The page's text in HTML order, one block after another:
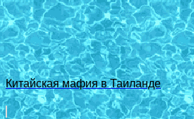
Китайская мафия в Таиланде